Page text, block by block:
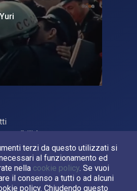
terzi da questo utilizzati si
al funzionamento ed
nella cookie policy. Se vuoi
il consenso a tutti o ad alcuni
policy. Chiudendo questo
2026. P.Iva 03638121008